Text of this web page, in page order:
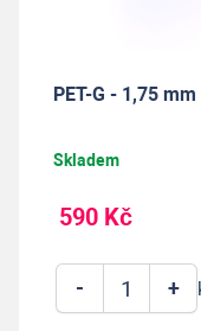
PET-G - 1,75
Skladem
590 Kč
+
-